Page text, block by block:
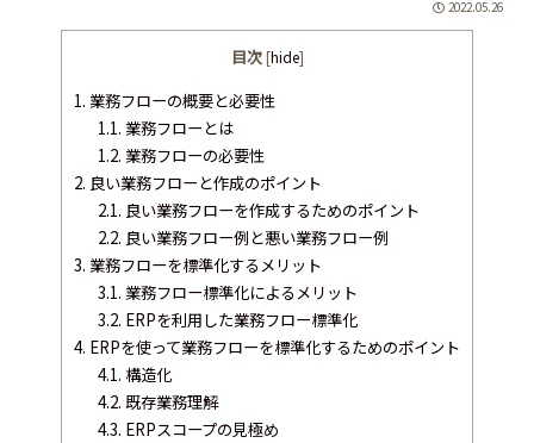
2022.05.26
目次 [hide]
1. 業務フローの概要と必要性
1.1. 業務フローとは
1.2. 業務フローの必要性
2. 良い業務フローと作成のポイント
2.1. 良い業務フローを作成するためのポイント
2.2. 良い業務フロー例と悪い業務フロー例
3. 業務フローを標準化するメリット
3.1. 業務フロー標準化によるメリット
3.2. ERPを利用した業務フロー標準化
4. ERPを使って業務フローを標準化するためのポイント
4.1. 構造化
4.2. 既存業務理解
4.3. ERPスコープの見極め